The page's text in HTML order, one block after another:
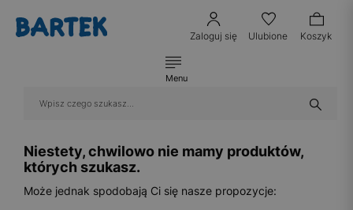
Zaloguj się Ulubione Koszyk
Menu
Niestety, chwilowo nie mamy produktów,
których szukasz.
Może jednak spodobają Ci się nasze propozycje: